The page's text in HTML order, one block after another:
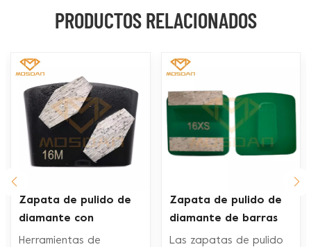
PRODUCTOS RELACIONADOS
Zapata de pulido de
diamante con
segmento de
Herramientas de
Zapata de pulido de
diamante de barras
dobles Husqvarna Redi
Las zapatas de pulido